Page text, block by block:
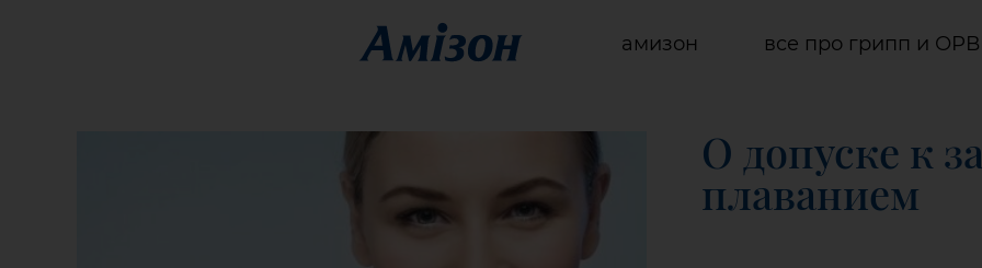
амизон все про грипп и
О допуске к
плаванием